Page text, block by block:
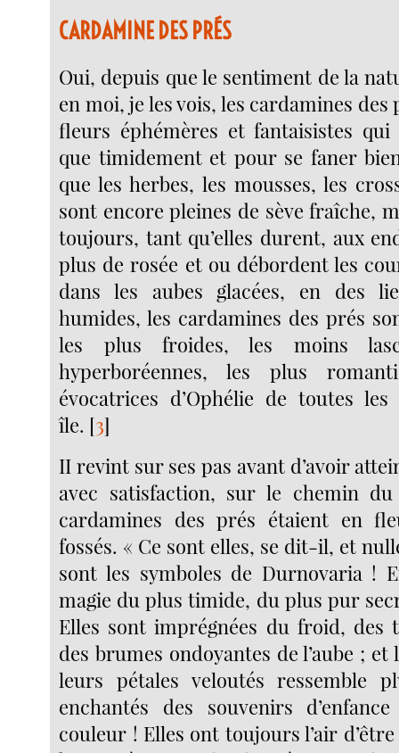
CARDAMINE DES PRÉS
Oui, depuis que le sentiment de la
en moi, je les vois, les cardamines des
fleurs éphémères et fantaisistes
que timidement et pour se faner
que les herbes, les mousses, les
sont encore pleines de sève fraîche,
toujours, tant qu’elles durent, aux
plus de rosée et ou débordent les
dans les aubes glacées, en des
humides, les cardamines des prés
les plus froides, les moins
hyperboréennes, les plus
évocatrices d’Ophélie de toutes
île. [3]
II revint sur ses pas avant d’avoir
avec satisfaction, sur le chemin
cardamines des prés étaient en
fossés. « Ce sont elles, se dit-il, et
sont les symboles de Durnovaria !
magie du plus timide, du plus pur
Elles sont imprégnées du froid, des
des brumes ondoyantes de l’aube ; et
leurs pétales veloutés ressemble
enchantés des souvenirs
couleur ! Elles ont toujours l’air